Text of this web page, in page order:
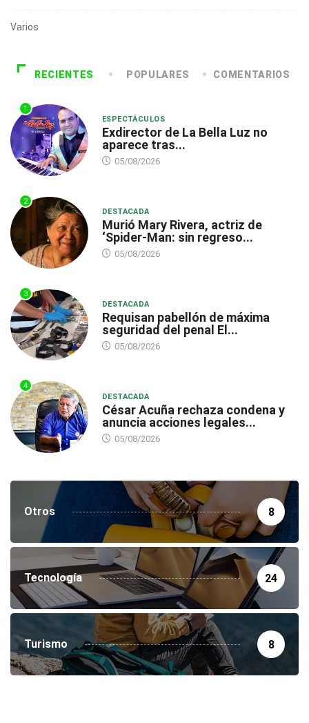
Varios
RECIENTES POPULARES COMENTARIOS
1
ESPECTÁCULOS
Exdirector de La Bella Luz no
aparece tras...
05/08/2026
2
DESTACADA
Murió Mary Rivera, actriz de
‘Spider-Man: sin regreso...
05/08/2026
3
DESTACADA
Requisan pabellón de máxima
seguridad del penal El...
05/08/2026
4
DESTACADA
César Acuña rechaza condena y
anuncia acciones legales...
05/08/2026
Otros 8
Tecnología 24
Turismo 8